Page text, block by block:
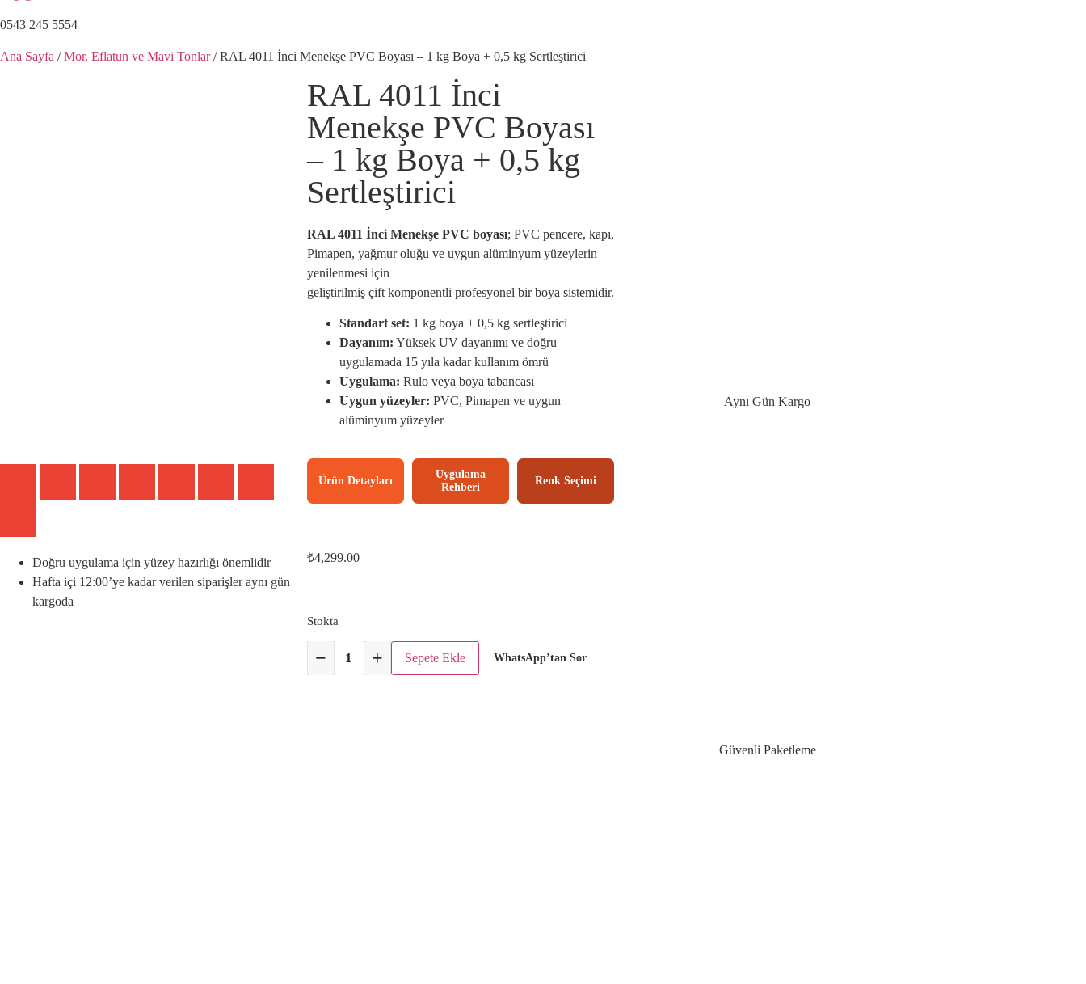
0543 245 5554
Ana Sayfa /Mor, Eflatun ve Mavi Tonlar/ RAL 4011 İnci Menekşe PVC Boyası – 1 kg Boya + 0,5 kg Sertleştirici
Doğru uygulama için yüzey hazırlığı önemlidir
Hafta içi 12:00’ye kadar verilen siparişler aynı gün
kargoda
RAL 4011 İnci
Menekşe PVC Boyası
– 1 kg Boya + 0,5 kg
Sertleştirici
RAL 4011 İnci Menekşe PVC boyası; PVC pencere, kapı,
Pimapen, yağmur oluğu ve uygun alüminyum yüzeylerin
yenilenmesi için
geliştirilmiş çift komponentli profesyonel bir boya sistemidir.
Standart set: 1 kg boya + 0,5 kg sertleştirici
Dayanım: Yüksek UV dayanımı ve doğru
uygulamada 15 yıla kadar kullanım ömrü
Uygulama: Rulo veya boya tabancası
Uygun yüzeyler: PVC, Pimapen ve uygun
alüminyum yüzeyler
Ürün Detayları
Uygulama
Rehberi
Renk Seçimi
₺4,299.00
Stokta
− + Sepete Ekle WhatsApp’tan Sor
Aynı Gün Kargo
Güvenli Paketleme